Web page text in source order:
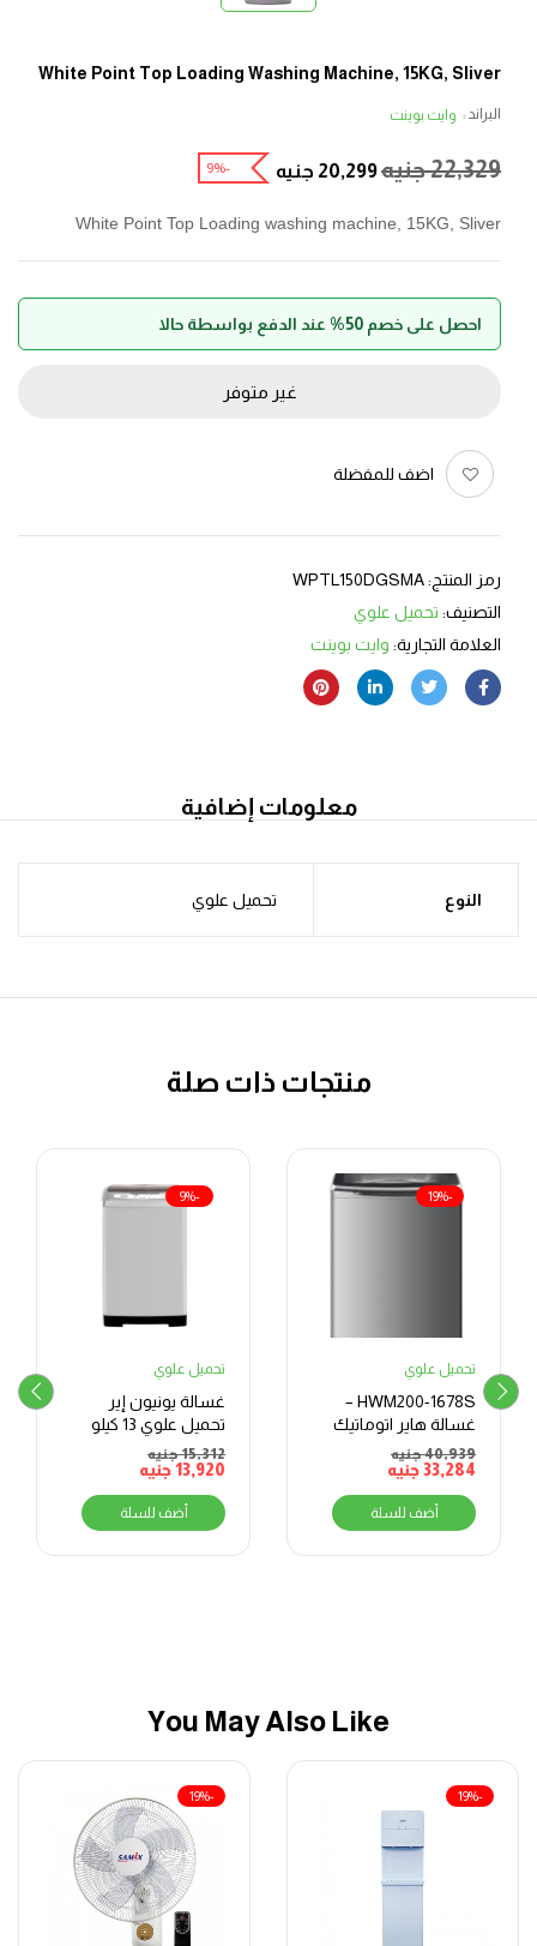
White Point Top Loading Washing Machine, 15KG, Sliver
البراند : وايت بوينت
22,329جنيه20,299 جنيه -9%
White Point Top Loading washing machine, 15KG, Sliver
احصل على خصم 50% عند الدفع بواسطة حالا
غير متوفر
اضف للمفضلة
رمز المنتج:WPTL150DGSMA
التصنيف: تحميل علوي
العلامة التجارية: وايت بوينت
معلومات إضافية
النوع تحميل علوي
منتجات ذات صلة
-19%
تحميل علوي
HWM200-1678S –
غسالة هاير اتوماتيك
تحميل علوي
40,939جنيه
33,284جنيه
أضف للسلة
-9%
تحميل علوي
غسالة يونيون إير
تحميل علوي 13 كيلو
15,312جنيه
13,920جنيه
أضف للسلة
You May Also Like
-19%
-19%